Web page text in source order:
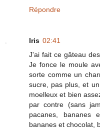
Répondre
Iris 02:41
J'ai fait ce gâteau
Je fonce le moule
sorte comme un
sucre, pas plus, et
moelleux et bien
par contre (sans
pacanes, bananes
bananes et chocolat,